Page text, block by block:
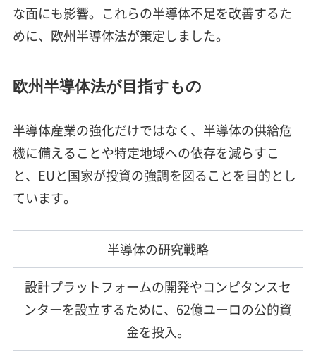
な面にも影響。これらの半導体不足を改善するた
めに、欧州半導体法が策定しました。
欧州半導体法が目指すもの
半導体産業の強化だけではなく、半導体の供給危
機に備えることや特定地域への依存を減らすこ
と、EUと国家が投資の強調を図ることを目的とし
ています。
半導体の研究戦略
設計プラットフォームの開発やコンピタンスセ
ンターを設立するために、62億ユーロの公的資
金を投入。